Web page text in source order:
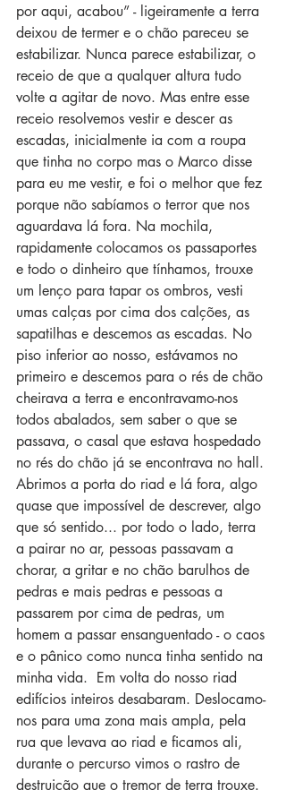
por aqui, acabou” - ligeiramente a terra
deixou de termer e o chão pareceu se
estabilizar. Nunca parece estabilizar, o
receio de que a qualquer altura tudo
volte a agitar de novo. Mas entre esse
receio resolvemos vestir e descer as
escadas, inicialmente ia com a roupa
que tinha no corpo mas o Marco disse
para eu me vestir, e foi o melhor que fez
porque não sabíamos o terror que nos
aguardava lá fora. Na mochila,
rapidamente colocamos os passaportes
e todo o dinheiro que tínhamos, trouxe
um lenço para tapar os ombros, vesti
umas calças por cima dos calções, as
sapatilhas e descemos as escadas. No
piso inferior ao nosso, estávamos no
primeiro e descemos para o rés de chão
cheirava a terra e encontravamo-nos
todos abalados, sem saber o que se
passava, o casal que estava hospedado
no rés do chão já se encontrava no hall.
Abrimos a porta do riad e lá fora, algo
quase que impossível de descrever, algo
que só sentido... por todo o lado, terra
a pairar no ar, pessoas passavam a
chorar, a gritar e no chão barulhos de
pedras e mais pedras e pessoas a
passarem por cima de pedras, um
homem a passar ensanguentado - o caos
e o pânico como nunca tinha sentido na
minha vida.  Em volta do nosso riad
edifícios inteiros desabaram. Deslocamo-
nos para uma zona mais ampla, pela
rua que levava ao riad e ficamos ali,
durante o percurso vimos o rastro de
destruição que o tremor de terra trouxe.